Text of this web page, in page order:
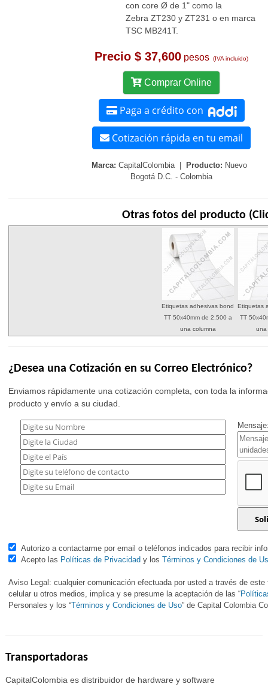
con core Ø de 1" como la
Zebra ZT230 y ZT231 o en marca
TSC MB241T.
Precio $ 37,600 pesos (IVA incluido)
Comprar Online
Paga a crédito con
Cotización rápida en tu email
Marca: CapitalColombia | Producto: Nuevo
Bogotá D.C. - Colombia
Otras fotos del producto
Etiquetas adhesivas bond
TT 50x40mm de 2.500 a
una columna
Etiquetas
TT
una
¿Desea una Cotización en su Correo Electrónico?
Enviamos rápidamente una cotización completa, con toda la
producto y envío a su ciudad.
Autorizo a contactarme por email o teléfonos indicados para recibir
Acepto las Políticas de Privacidad y losTérminos y Condiciones de
Aviso Legal: cualquier comunicación efectuada por usted a través de
celular u otros medios, implica y se presume la aceptación de las “
Personales y los “Términos y Condiciones de Uso” de Capital Colombia
Transportadoras
CapitalColombia es distribuidor de hardware y software